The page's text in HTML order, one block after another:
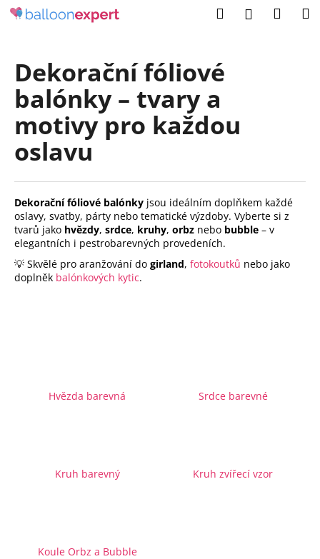
Přejít
HledatPřihlášení
Dekorační fóliové
balónky – tvary a
motivy pro každou
oslavu
Dekorační fóliové balónky jsou ideálním doplňkem každé
oslavy, svatby, párty nebo tematické výzdoby. Vyberte si z
tvarů jako hvězdy, srdce, kruhy, orbz nebo bubble – v
elegantních i pestrobarevných provedeních.
💡 Skvělé pro aranžování do girland, fotokoutků nebo jako
doplněk balónkových kytic.
Hvězda barevná Srdce barevné
Kruh barevný Kruh zvířecí vzor
Koule Orbz a Bubble
K
C
o
p
o
t
e
b
u
j
e
t